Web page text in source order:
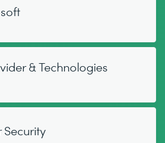
& Technologies
Security